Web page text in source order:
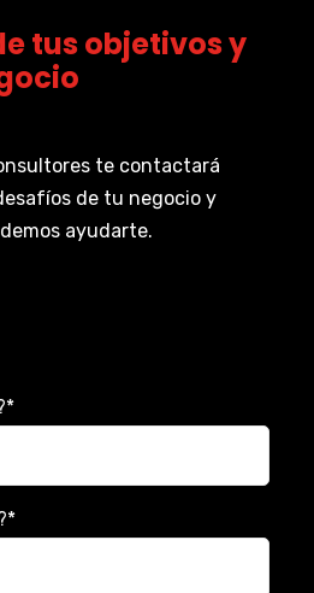
tus objetivos y
te contactará
de tu negocio y
ayudarte.
*
*